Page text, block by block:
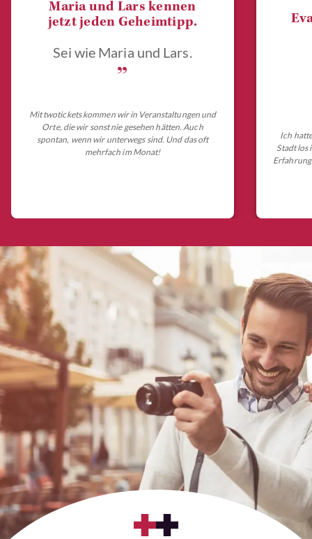
Maria und Lars kennen
jetzt jeden Geheimtipp.
Sei wie Maria und Lars.
„
Mit twotickets kommen wir in Veranstaltungen und
Orte, die wir sonst nie gesehen hätten. Auch
spontan, wenn wir unterwegs sind. Und das oft
mehrfach im Monat!
Ich
Stadt los